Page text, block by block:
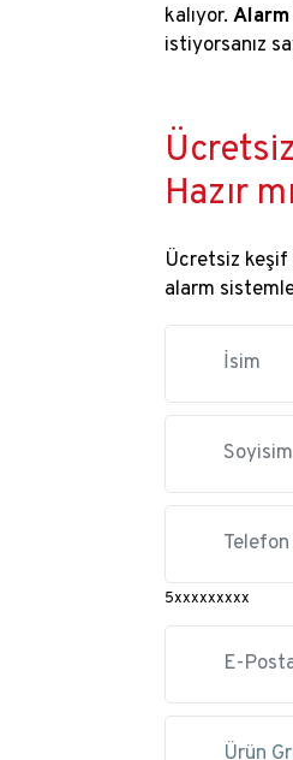
kalıyor.
istiyorsanız
Hazır
Ücretsiz keşif
alarm
5xxxxxxxxx